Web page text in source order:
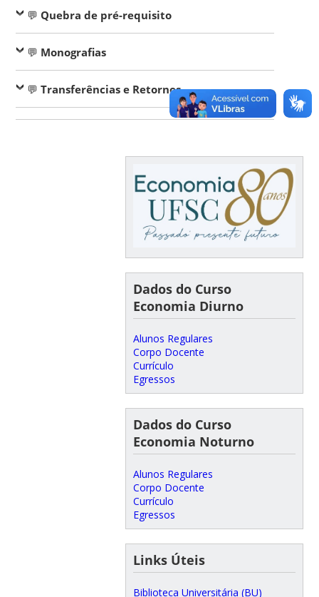
💬 Quebra de pré-requisito
💬 Monografias
💬Transferências e Retornos
Dados do Curso
Economia Diurno
Alunos Regulares
Corpo Docente
Currículo
Egressos
Dados do Curso
Economia Noturno
Alunos Regulares
Corpo Docente
Currículo
Egressos
Links Úteis
Biblioteca Universitária (BU)